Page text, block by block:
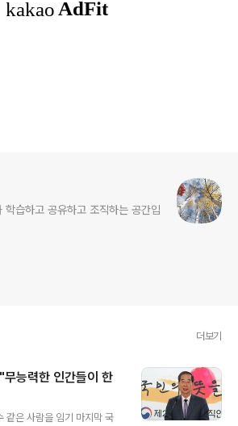
학습하고 공유하고 조직하는 공간입
더보기
능력한 인간들이 한
같은 사람을 임기 마지막 국